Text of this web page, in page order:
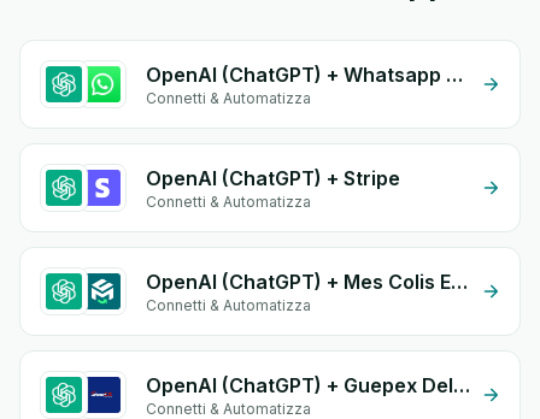
OpenAI (ChatGPT) + Whatsapp API
Connetti & Automatizza
OpenAI (ChatGPT) + Stripe
Connetti & Automatizza
OpenAI (ChatGPT) + Mes Colis Express
Connetti & Automatizza
OpenAI (ChatGPT) + Guepex Delivery
Connetti & Automatizza